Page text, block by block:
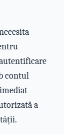
contul
a